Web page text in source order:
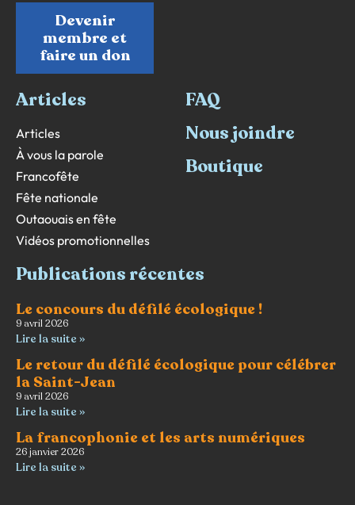
Devenir
membre et
faire un don
Articles
Articles
À vous la parole
Francofête
Fête nationale
Outaouais en fête
Vidéos promotionnelles
FAQ
Nous joindre
Boutique
Publications récentes
Le concours du défilé écologique !
9 avril 2026
Lire la suite »
Le retour du défilé écologique pour célébrer
la Saint-Jean
9 avril 2026
Lire la suite »
La francophonie et les arts numériques
26 janvier 2026
Lire la suite »